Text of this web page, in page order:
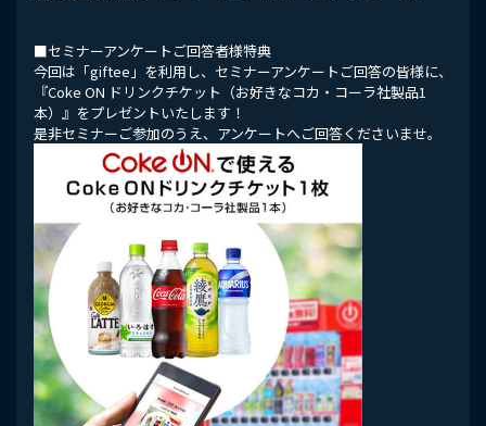
■セミナーアンケートご回答者様特典
今回は「giftee」を利用し、セミナーアンケートご回答の皆様に、
『Coke ON ドリンクチケット（お好きなコカ・コーラ社製品1
本）』をプレゼントいたします！
是非セミナーご参加のうえ、アンケートへご回答くださいませ。